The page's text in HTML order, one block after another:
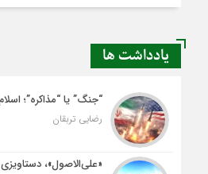
یادداشت ها
“جنگ” یا “مذاکره”؛
رضایی تربقان
«علی‌الاصول»،